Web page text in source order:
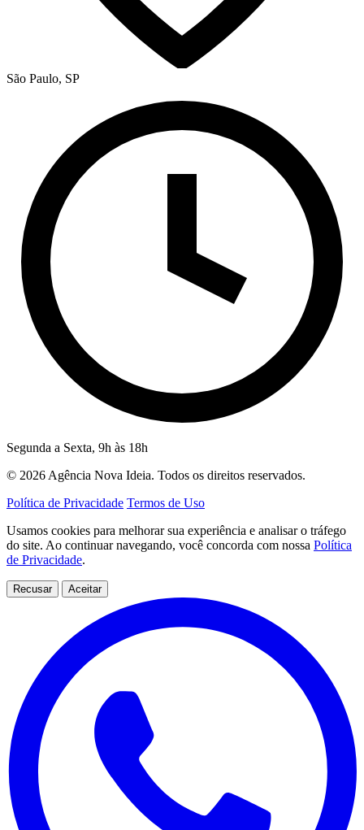
São Paulo, SP
Segunda a Sexta, 9h às 18h
© 2026 Agência Nova Ideia. Todos os direitos reservados.
Política de Privacidade Termos de Uso
Usamos cookies para melhorar sua experiência e analisar o tráfego
do site. Ao continuar navegando, você concorda com nossa Política
de Privacidade.
Recusar Aceitar